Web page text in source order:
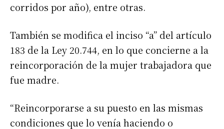
corridos por año), entre otras.
También se modifica el inciso “a” del artículo
183 de la Ley 20.744, en lo que concierne a la
reincorporación de la mujer trabajadora que
fue madre.
“Reincorporarse a su puesto en las mismas
condiciones que lo venía haciendo o